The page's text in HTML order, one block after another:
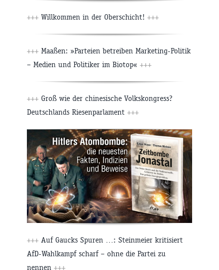
+++ Willkommen in der Oberschicht! +++
+++ Maaßen: »Parteien betreiben Marketing-Politik
– Medien und Politiker im Biotop« +++
+++ Groß wie der chinesische Volkskongress?
Deutschlands Riesenparlament +++
+++ Auf Gaucks Spuren …: Steinmeier kritisiert
AfD-Wahlkampf scharf – ohne die Partei zu
nennen +++